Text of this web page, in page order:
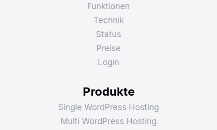
Warum HostPress®?
Funktionen
Technik